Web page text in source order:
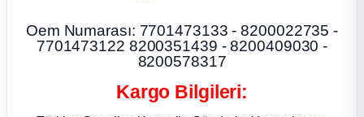
ParçaOem Numarası: 7701473133 - 8200022735 -
7701473122 8200351439 - 8200409030 -
8200578317
Kargo Bilgileri: